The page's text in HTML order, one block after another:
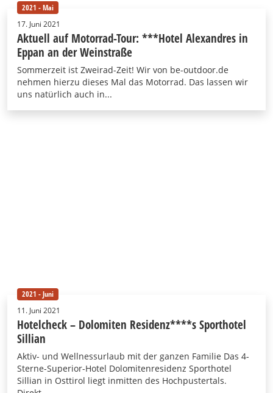
2021 - Mai
17. Juni 2021
Aktuell auf Motorrad-Tour: ***Hotel Alexandres in
Eppan an der Weinstraße
Sommerzeit ist Zweirad-Zeit! Wir von be-outdoor.de
nehmen hierzu dieses Mal das Motorrad. Das lassen wir
uns natürlich auch in...
2021 - Juni
11. Juni 2021
Hotelcheck – Dolomiten Residenz****s Sporthotel
Sillian
Aktiv- und Wellnessurlaub mit der ganzen Familie Das 4-
Sterne-Superior-Hotel Dolomitenresidenz Sporthotel
Sillian in Osttirol liegt inmitten des Hochpustertals.